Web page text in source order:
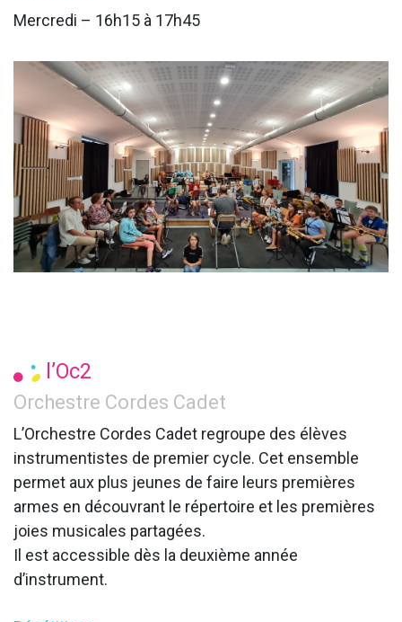
Mercredi – 16h15 à 17h45
l’Oc2
Orchestre Cordes Cadet
L’Orchestre Cordes Cadet regroupe des élèves
instrumentistes de premier cycle. Cet ensemble
permet aux plus jeunes de faire leurs premières
armes en découvrant le répertoire et les premières
joies musicales partagées.
Il est accessible dès la deuxième année
d’instrument.​